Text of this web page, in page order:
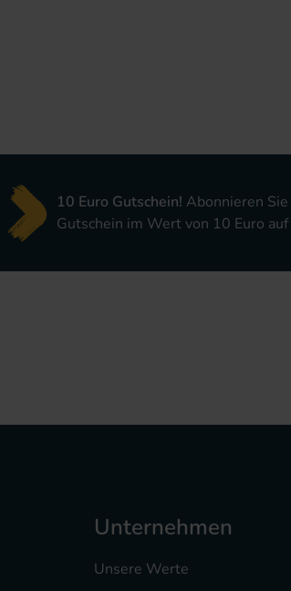
10 Euro Gutschein! Abonnieren
Gutschein im Wert von 10 Euro
Unternehmen
Unsere Werte